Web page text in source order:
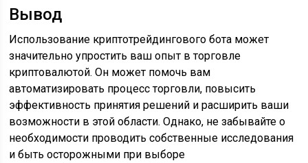
Вывод
Использование криптотрейдингового бота может
значительно упростить ваш опыт в торговле
криптовалютой. Он может помочь вам
автоматизировать процесс торговли, повысить
эффективность принятия решений и расширить ваши
возможности в этой области. Однако, не забывайте о
необходимости проводить собственные исследования
и быть осторожными при выборе